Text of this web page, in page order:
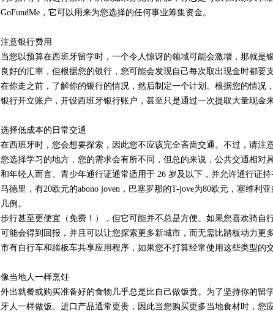
GoFundMe，它可以用来为您选择的任何事业筹集资金。
注意银行费用
当您以预算在西班牙留学时，一个令人惊讶的领域可能会激增，那就是
良好的汇率，但根据您的银行，您可能会发现自己每次取出现金时都要
在你走之前，了解你的银行的情况，然后制定一个计划。根据您的情况
银行开立账户，开设西班牙银行账户，甚至只是通过一次提取大量现金
选择低成本的日常交通
在西班牙时，您会想要探索，因此您不应该完全吝啬交通。不过，请注
您选择学习的地方，您的需求会有所不同，但总的来说，公共交通相对
和年轻人而言。青少年通行证通常适用于 26 岁及以下，并允许通行证
马德里，有20欧元的abono joven，巴塞罗那的T-jove为80欧元，塞维利亚
几例。
步行甚至更便宜（免费！），但它可能并不总是方便。如果您喜欢骑自
可能会得到回报，并且可以让您探索更多新城市，而无需比踏板动力更
市有自行车和踏板车共享应用程序，如果您不打算经常使用这些类型的
像当地人一样烹饪
外出就餐或购买准备好的食物几乎总是比自己做饭贵。为了坚持你的留
牙人一样做饭。进口产品通常更贵，因此当您购买更多当地食材时，您